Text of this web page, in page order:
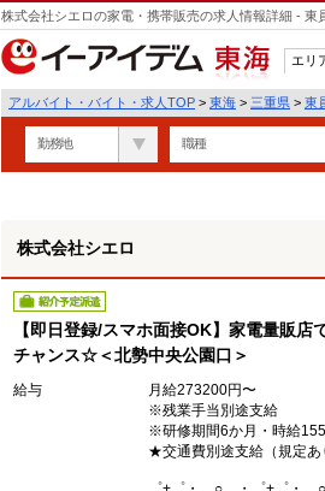
株式会社シエロの家電・携帯販売の求人情報詳細 -
東海
エリ
アルバイト・バイト・求人TOP > 東海 > 三重県 > 東
勤務地 職種
遣
株式会社シエロ
紹介予定派遣
【即日登録/スマホ面接OK】家電量販
チャンス☆＜北勢中央公園口＞
給与
月給273200円〜
※残業手当別途支給
※研修期間6か月・時給
★交通費別途支給（規定あ